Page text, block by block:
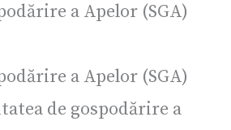
a Apelor (SGA)
a Apelor (SGA)
de gospodărire a